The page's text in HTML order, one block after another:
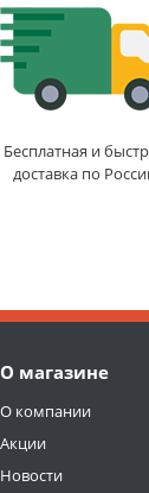
Бесплатная и
доставка по
О магазине
О компании
Акции
Новости